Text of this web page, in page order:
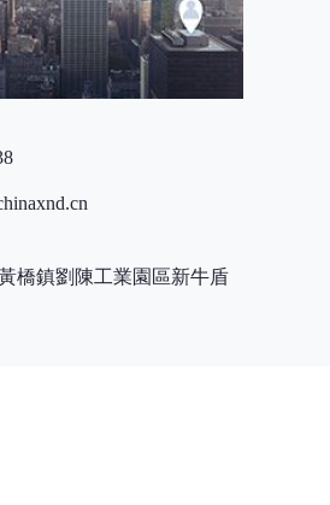
橋鎮劉陳工業園區新牛盾